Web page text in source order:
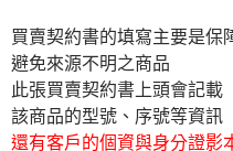
買賣契約書的填寫主要是保
避免來源不明之商品
此張買賣契約書上頭會記載
該商品的型號、序號等資訊
還有客戶的個資與身分證影